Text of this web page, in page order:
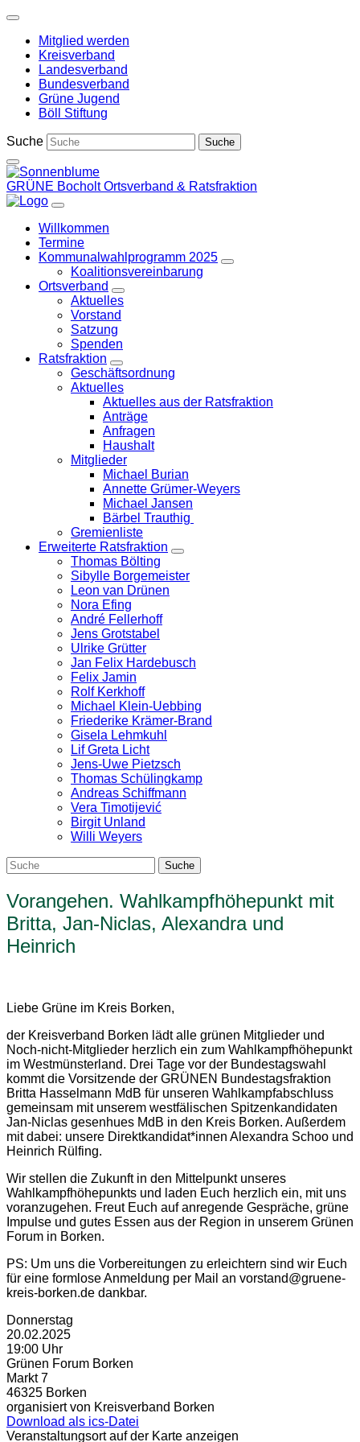
Weiter
Inhalt
Mitglied werden
Kreisverband
Landesverband
Bundesverband
Grüne Jugend
Böll Stiftung
Suche
GRÜNE BocholtOrtsverband & Ratsfraktion
Willkommen
Termine
Kommunalwahlprogramm 2025
Zeige
Koalitionsvereinbarung
Ortsverband
Zeige
Untermenü
Aktuelles
Vorstand
Satzung
Spenden
Ratsfraktion
Zeige
Untermenü
Geschäftsordnung
Aktuelles
Aktuelles aus der Ratsfraktion
Anträge
Anfragen
Haushalt
Mitglieder
Michael Burian
Annette Grümer-Weyers
Michael Jansen
Bärbel Trauthig
Gremienliste
Erweiterte Ratsfraktion
Zeige
Untermenü
Thomas Bölting
Sibylle Borgemeister
Leon van Drünen
Nora Efing
André Fellerhoff
Jens Grotstabel
Ulrike Grütter
Jan Felix Hardebusch
Felix Jamin
Rolf Kerkhoff
Michael Klein-Uebbing
Friederike Krämer-Brand
Gisela Lehmkuhl
Lif Greta Licht
Jens-Uwe Pietzsch
Thomas Schülingkamp
Andreas Schiffmann
Vera Timotijević
Birgit Unland
Willi Weyers
Vorangehen. Wahlkampfhöhepunkt mit
Britta, Jan-Niclas, Alexandra und
Heinrich
Liebe Grüne im Kreis Borken,
der Kreisverband Borken lädt alle grünen Mitglieder und
Noch-nicht-Mitglieder herzlich ein zum Wahlkampfhöhepunkt
im Westmünsterland. Drei Tage vor der Bundestagswahl
kommt die Vorsitzende der GRÜNEN Bundestagsfraktion
Britta Hasselmann MdB für unseren Wahlkampfabschluss
gemeinsam mit unserem westfälischen Spitzenkandidaten
Jan-Niclas gesenhues MdB in den Kreis Borken. Außerdem
mit dabei: unsere Direktkandidat*innen Alexandra Schoo und
Heinrich Rülfing.
Wir stellen die Zukunft in den Mittelpunkt unseres
Wahlkampfhöhepunkts und laden Euch herzlich ein, mit uns
voranzugehen. Freut Euch auf anregende Gespräche, grüne
Impulse und gutes Essen aus der Region in unserem Grünen
Forum in Borken.
PS: Um uns die Vorbereitungen zu erleichtern sind wir Euch
für eine formlose Anmeldung per Mail an vorstand@gruene-
kreis-borken.de dankbar.
Donnerstag
20.02.2025
19:00 Uhr
Grünen Forum Borken
Markt 7
46325 Borken
organisiert von Kreisverband Borken
Download als ics-Datei
Veranstaltungsort auf der Karte anzeigen